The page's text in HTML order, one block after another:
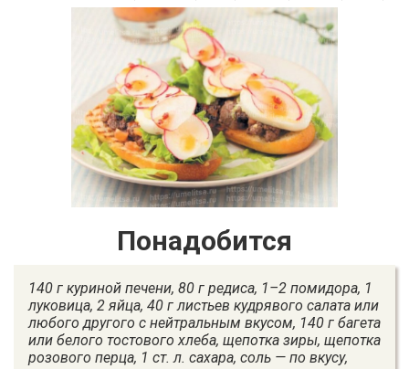
Понадобится
140 г куриной печени, 80 г редиса, 1–2 помидора, 1
луковица, 2 яйца, 40 г листьев кудрявого салата или
любого другого с нейтральным вкусом, 140 г багета
или белого тостового хлеба, щепотка зиры, щепотка
розового перца, 1 ст. л. сахара, соль — по вкусу,